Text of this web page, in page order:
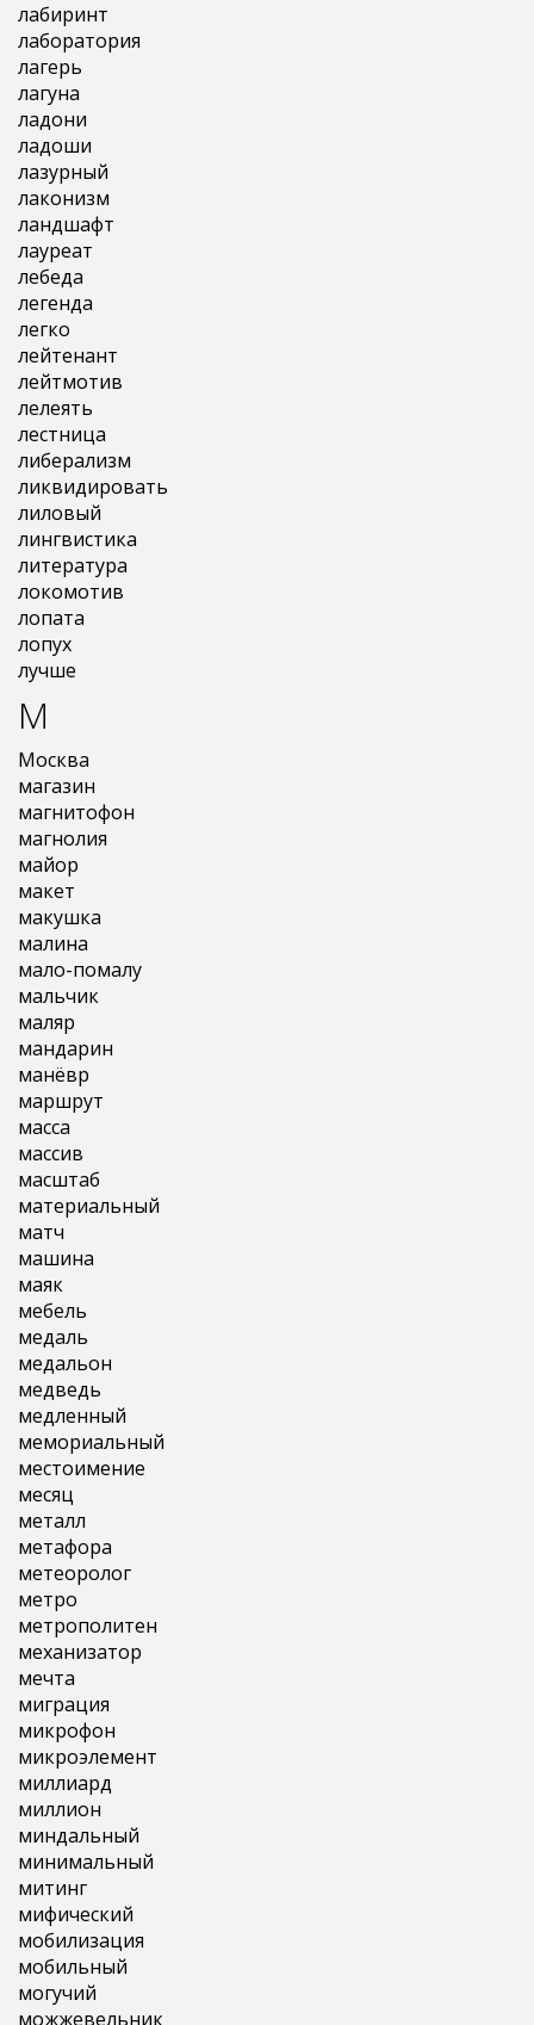
лабиринт
лаборатория
лагерь
лагуна
ладони
ладоши
лазурный
лаконизм
ландшафт
лауреат
лебеда
легенда
легко
лейтенант
лейтмотив
лелеять
лестница
либерализм
ликвидировать
лиловый
лингвистика
литература
локомотив
лопата
лопух
лучше
М
Москва
магазин
магнитофон
магнолия
майор
макет
макушка
малина
мало-помалу
мальчик
маляр
мандарин
манёвр
маршрут
масса
массив
масштаб
материальный
матч
машина
маяк
мебель
медаль
медальон
медведь
медленный
мемориальный
местоимение
месяц
металл
метафора
метеоролог
метро
метрополитен
механизатор
мечта
миграция
микрофон
микроэлемент
миллиард
миллион
миндальный
минимальный
митинг
мифический
мобилизация
мобильный
могучий
можжевельник